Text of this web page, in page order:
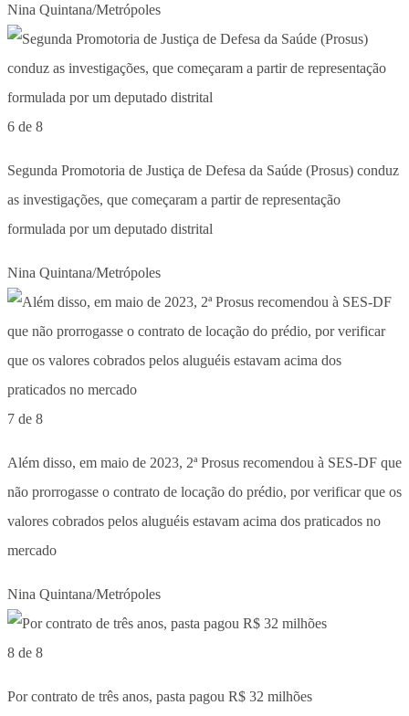
Nina Quintana/Metrópoles
6 de 8
Segunda Promotoria de Justiça de Defesa da Saúde (Prosus) conduz
as investigações, que começaram a partir de representação
formulada por um deputado distrital
Nina Quintana/Metrópoles
7 de 8
Além disso, em maio de 2023, 2ª Prosus recomendou à SES-DF que
não prorrogasse o contrato de locação do prédio, por verificar que os
valores cobrados pelos aluguéis estavam acima dos praticados no
mercado
Nina Quintana/Metrópoles
8 de 8
Por contrato de três anos, pasta pagou R$ 32 milhões